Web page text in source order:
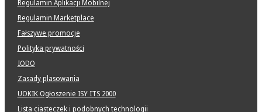
Regulamin Aplikacji Mobilnej
Regulamin Marketplace
Fałszywe promocje
Polityka prywatności
IODO
Zasady plasowania
UOKIK Ogłoszenie ISY ITS 2000
Lista ciasteczek i podobnych technologii